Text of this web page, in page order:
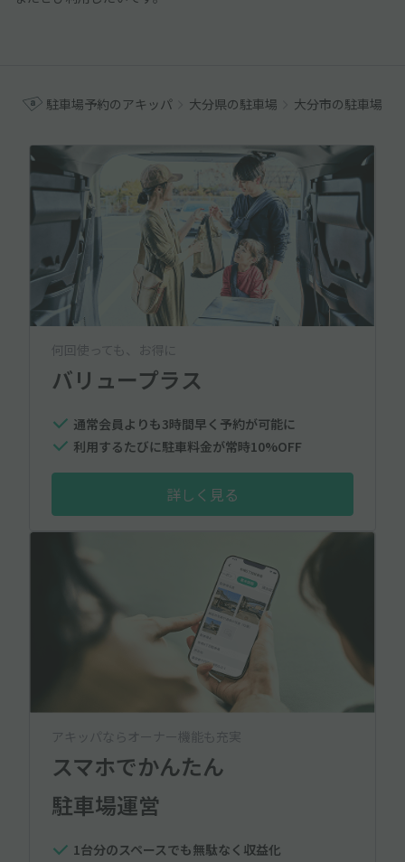
駐車場予約のアキッパ 大分県の駐車場 大分市の駐車場
何回使っても、お得に
バリュープラス
通常会員よりも3時間早く予約が可能に
利用するたびに駐車料金が常時10%OFF
詳しく見る
アキッパならオーナー機能も充実
スマホでかんたん
駐車場運営
1台分のスペースでも無駄なく収益化